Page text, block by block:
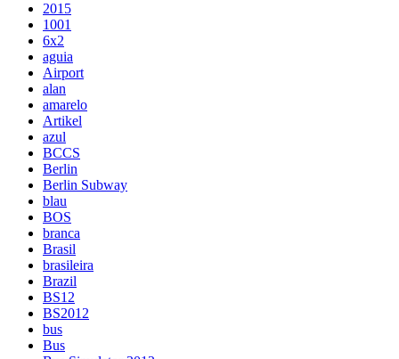
2015
1001
6x2
aguia
Airport
alan
amarelo
Artikel
azul
BCCS
Berlin
Berlin Subway
blau
BOS
branca
Brasil
brasileira
Brazil
BS12
BS2012
bus
Bus